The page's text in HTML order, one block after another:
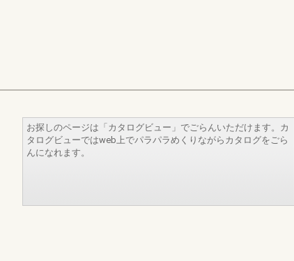
お探しのページは「カタログビュー」でごらんいただけます。カ
タログビューではweb上でパラパラめくりながらカタログをごら
んになれます。